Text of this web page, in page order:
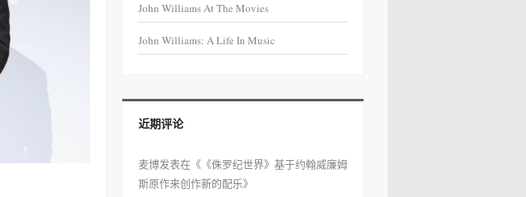
John Williams At The Movies
John Williams: A Life In Music
近期评论
麦博发表在《 《侏罗纪世界》基于约翰威廉姆
斯原作来创作新的配乐》